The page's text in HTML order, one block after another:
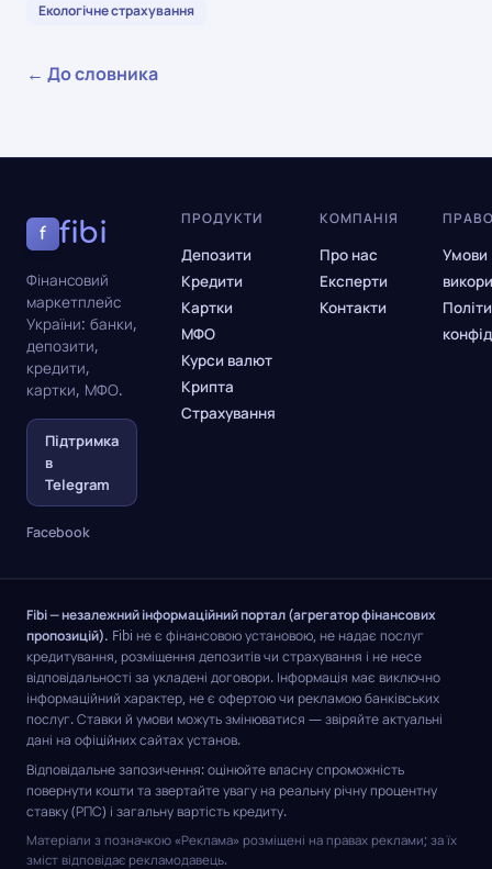
Екологічне страхування
← До словника
f fibi
Фінансовий
маркетплейс
України: банки,
депозити,
кредити,
картки, МФО.
Підтримка
в
Telegram
Facebook
ПРОДУКТИ
Депозити
Кредити
Картки
МФО
Курси валют
Крипта
Страхування
КОМПАНІЯ
Про нас
Експерти
Контакти
Умови
Fibi — незалежний інформаційний портал (агрегатор фінансових
пропозицій). Fibi не є фінансовою установою, не надає послуг
кредитування, розміщення депозитів чи страхування і не несе
відповідальності за укладені договори. Інформація має виключно
інформаційний характер, не є офертою чи рекламою банківських
послуг. Ставки й умови можуть змінюватися — звіряйте актуальні
дані на офіційних сайтах установ.
Відповідальне запозичення: оцінюйте власну спроможність
повернути кошти та звертайте увагу на реальну річну процентну
ставку (РПС) і загальну вартість кредиту.
Матеріали з позначкою «Реклама» розміщені на правах реклами; за їх
зміст відповідає рекламодавець.